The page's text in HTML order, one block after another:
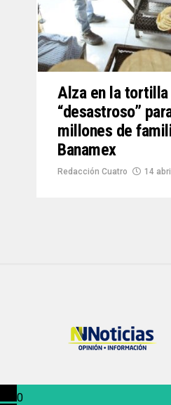
Alza en la
“desastroso”
millones de
Banamex
Redacción Cuatro 14
0